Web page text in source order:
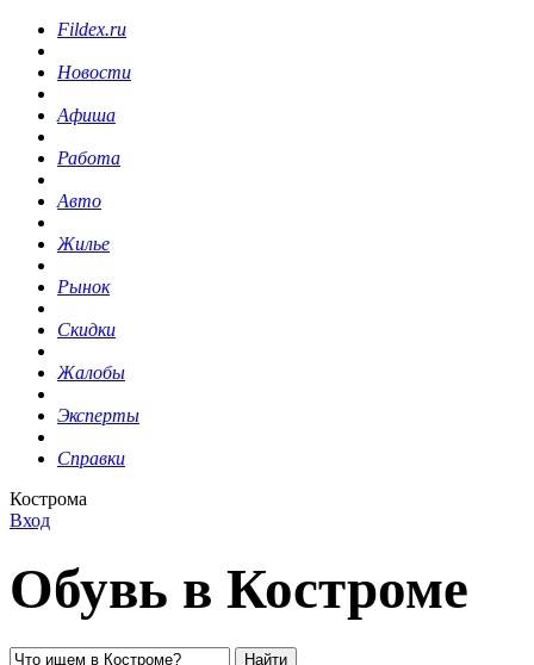
Fildex.ru
Новости
Афиша
Работа
Авто
Жилье
Рынок
Скидки
Жалобы
Эксперты
Справки
Кострома
Вход
Обувь в Костроме